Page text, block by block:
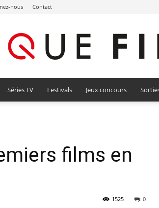
nous Contact
Séries TV Festivals Jeux concours
films en
0
1525